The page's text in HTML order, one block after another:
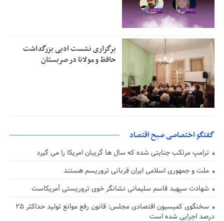
برگزاری نشست ادبی بزرگداشت
حافظ و مولانا در صربستان
گفتگو اختصاصی صبح اقتصاد
ترامپ مرتکب جنایتی شده که سال ها گریبان امریکا را می گیرد
ملت و جمهوری اسلامی ایران قربانی تروریسم هستند
شهادت سپهبد قاسم سلیمانی نشانگر خوی تروریستی آمریکاست
سخنگوی کمیسیون اقتصادی مجلس: قانون رفع موانع تولید حداکثر ۲۵
درصد اجرایی شده است